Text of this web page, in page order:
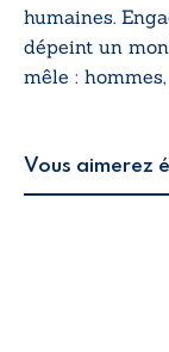
humaines.
dépeint un
mêle :
Vous aimerez